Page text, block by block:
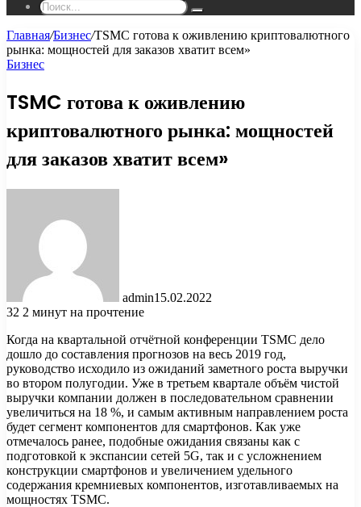
Поиск...
Главная/Бизнес/TSMC готова к оживлению криптовалютного
рынка: мощностей для заказов хватит всем»
Бизнес
TSMC готова к оживлению
криптовалютного рынка: мощностей
для заказов хватит всем»
admin15.02.2022
32 2 минут на прочтение
Когда на квартальной отчётной конференции TSMC дело
дошло до составления прогнозов на весь 2019 год,
руководство исходило из ожиданий заметного роста выручки
во втором полугодии. Уже в третьем квартале объём чистой
выручки компании должен в последовательном сравнении
увеличиться на 18 %, и самым активным направлением роста
будет сегмент компонентов для смартфонов. Как уже
отмечалось ранее, подобные ожидания связаны как с
подготовкой к экспансии сетей 5G, так и с усложнением
конструкции смартфонов и увеличением удельного
содержания кремниевых компонентов, изготавливаемых на
мощностях TSMC.